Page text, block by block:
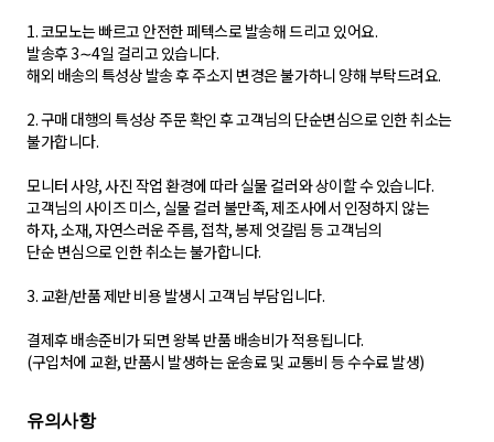
1. 코모노는 빠르고 안전한 페텍스로 발송해 드리고 있어요.
발송후 3∼4일 걸리고 있습니다.
해외 배송의 특성상 발송 후 주소지 변경은 불가하니 양해 부탁드려요.
2. 구매 대행의 특성상 주문 확인 후 고객님의 단순변심으로 인한 취소는
불가합니다.
모니터 사양, 사진 작업 환경에 따라 실물 컬러와 상이할 수 있습니다.
고객님의 사이즈 미스, 실물 컬러 불만족, 제조사에서 인정하지 않는
하자, 소재, 자연스러운 주름, 접착, 봉제 엇갈림 등 고객님의
단순 변심으로 인한 취소는 불가합니다.
3. 교환/반품 제반 비용 발생시 고객님 부담입니다.
결제후 배송준비가 되면 왕복 반품 배송비가 적용됩니다.
유의사항